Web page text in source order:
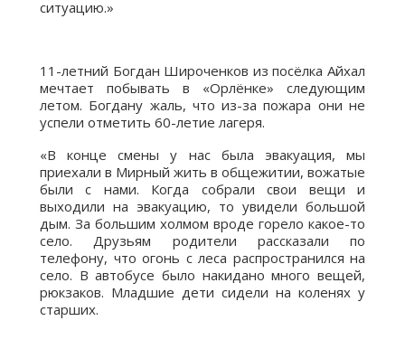
ситуацию.»
11-летний Богдан Широченков из посёлка Айхал
мечтает побывать в «Орлёнке» следующим
летом. Богдану жаль, что из-за пожара они не
успели отметить 60-летие лагеря.
«В конце смены у нас была эвакуация, мы
приехали в Мирный жить в общежитии, вожатые
были с нами. Когда собрали свои вещи и
выходили на эвакуацию, то увидели большой
дым. За большим холмом вроде горело какое-то
село. Друзьям родители рассказали по
телефону, что огонь с леса распространился на
село. В автобусе было накидано много вещей,
рюкзаков. Младшие дети сидели на коленях у
старших.